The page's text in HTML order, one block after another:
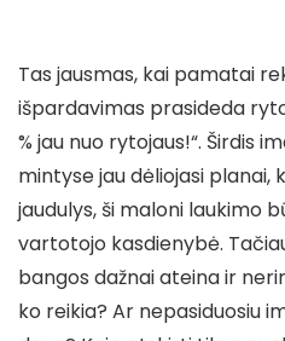
Tas jausmas, kai pamatai
išpardavimas prasideda
% jau nuo rytojaus!“. Širdis
mintyse jau dėliojasi planai,
jaudulys, ši maloni laukimo
vartotojo kasdienybė.
bangos dažnai ateina ir
ko reikia? Ar nepasiduosiu